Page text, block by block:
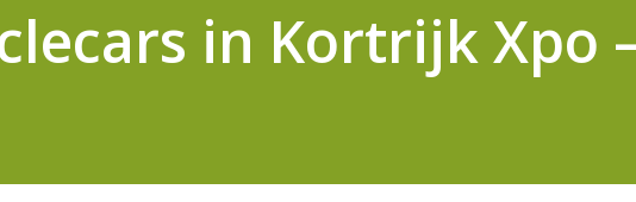
in Kortrijk Xpo